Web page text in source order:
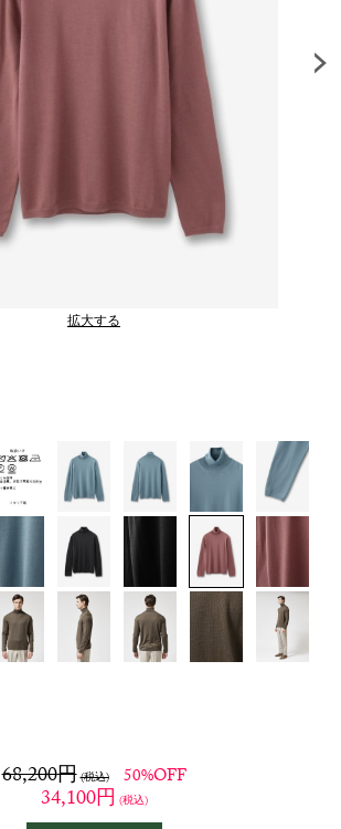
拡大する
68,200円(税込) 50%OFF
34,100円 (税込)